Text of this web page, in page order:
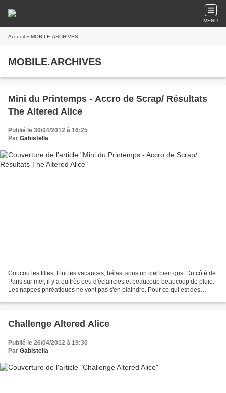
MENU
Accueil » MOBILE.ARCHIVES
MOBILE.ARCHIVES
Mini du Printemps - Accro de Scrap/ Résultats
The Altered Alice
Publié le 30/04/2012 à 16:25
Par Gabistella
Coucou les filles, Fini les vacances, hélas, sous un ciel bien gris. Du côté de
Paris sur mer, il y a eu très peu d'éclaircies et beaucoup beaucoup de pluie.
Les nappes phréatiques ne vont pas s'en plaindre. Pour ce qui est des
Challenge Altered Alice
Publié le 26/04/2012 à 19:30
Par Gabistella